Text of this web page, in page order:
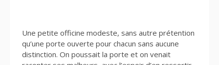
Une petite officine modeste, sans autre prétention
qu’une porte ouverte pour chacun sans aucune
distinction. On poussait la porte et on venait